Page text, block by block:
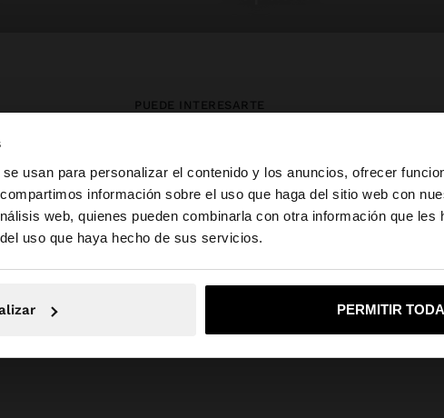
usan para personalizar el contenido y los anuncios, ofrecer
información sobre el uso que haga del sitio web con
web, quienes pueden combinarla con otra información que les
uso que haya hecho de sus servicios.
PERMITIR
web de España. ¿Quieres ir a la web de United States?
No, continuar en la web de España Sí, llévame
PUEDE INTERESARTE
Bisutería
Zapatos
Carteras
Relojes
Personalizables Accesorios